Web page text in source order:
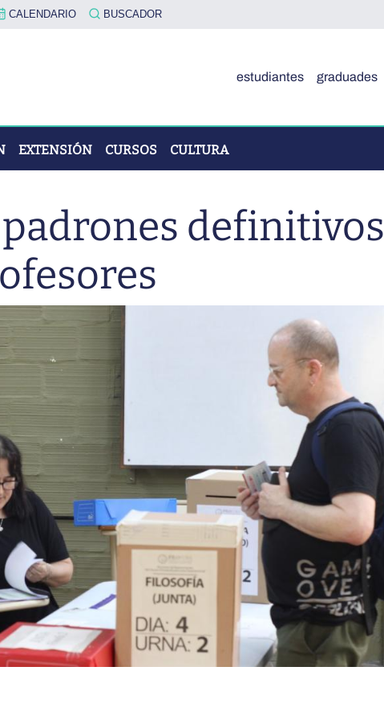
CALENDARIO BUSCADOR
estudiantes graduades
EXTENSIÓN CURSOS CULTURA
definitivos